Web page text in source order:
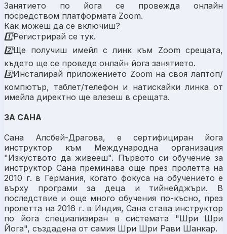
Занятието по йога се провежда онлайн
посредством платформата Zoom.
Как можеш да се включиш?
1️⃣Регистрирай се тук.
2️⃣Ще получиш имейл с линк към Zoom срещата,
където ще се проведе онлайн йога занятието.
3️⃣Инсталирай приложението Zoom на своя лаптоп/
компютър, таблет/телефон и натискайки линка от
имейла директно ще влезеш в срещата.
ЗА САНА
Сана Алсбей-Драгова, е сертифициран йога
инструктор към Международна организация
"Изкуството да живееш". Първото си обучение за
инструктор Сана преминава още през пролетта на
2010 г. в Германия, когато фокуса на обучението е
върху програми за деца и тийнейджъри. В
последствие и още много обучения по-късно, през
пролетта на 2016 г. в Индия, Сана става инструктор
по йога специализиран в системата "Шри Шри
Йога", създадена от самия Шри Шри Рави Шанкар.